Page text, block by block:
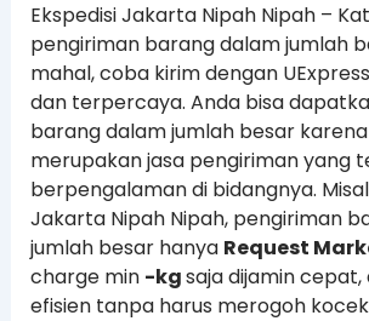
Ekspedisi Jakarta Nipah Nipah –
pengiriman barang dalam jumlah
mahal, coba kirim dengan
dan terpercaya. Anda bisa
barang dalam jumlah besar
merupakan jasa pengiriman yang
berpengalaman di bidangnya.
Jakarta Nipah Nipah, pengiriman
jumlah besar hanya Request
charge min -kgsaja dijamin cepat,
efisien tanpa harus merogoh